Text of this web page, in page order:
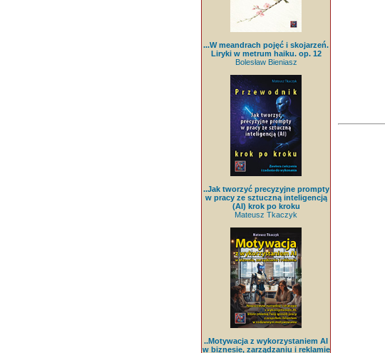
...W meandrach pojęć i skojarzeń.
Liryki w metrum haiku. op. 12
Bolesław Bieniasz
..Jak tworzyć precyzyjne prompty
w pracy ze sztuczną inteligencją
(AI) krok po kroku
Mateusz Tkaczyk
..Motywacja z wykorzystaniem AI
w biznesie, zarządzaniu i reklamie